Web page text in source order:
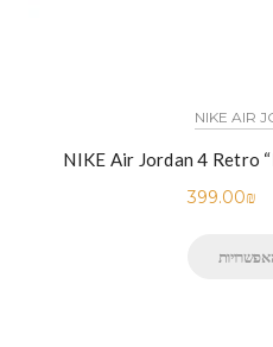
NIKE AIR
NIKE Air Jordan 4 Retro
399.00₪